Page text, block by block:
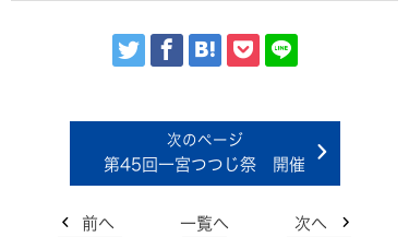
第45回一宮つつじ祭 開催
前へ 一覧へ 次へ